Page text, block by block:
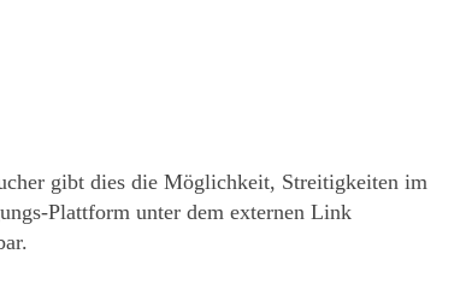
gibt dies die Möglichkeit, Streitigkeiten im
Plattform unter dem externen Link